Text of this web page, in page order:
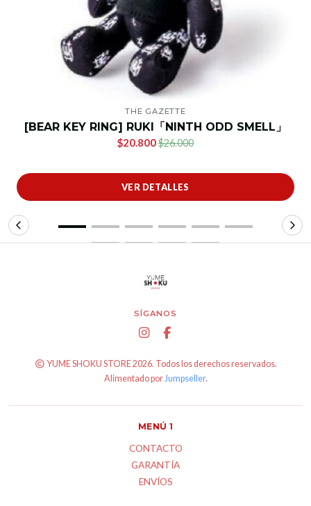
THE GAZETTE
[BEAR KEY RING] RUKI「NINTH ODD SMELL」
$20.800$26.000
VER DETALLES
SÍGANOS
YUME SHOKU STORE 2026. Todos los derechos reservados.
Alimentado por Jumpseller.
MENÚ 1
CONTACTO
GARANTÍA
ENVÍOS